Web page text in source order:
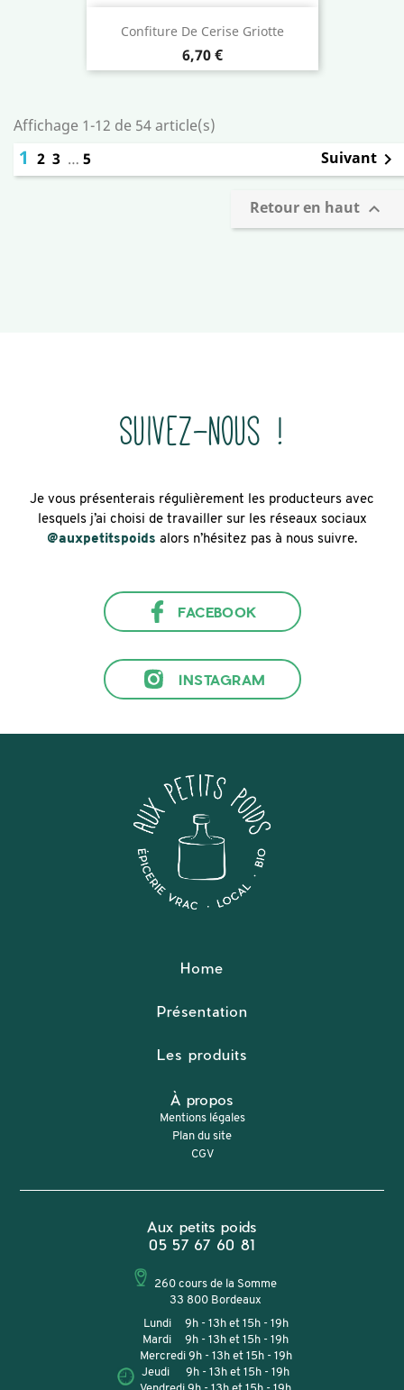
Confiture De Cerise Griotte
Prix
6,70 €
Affichage 1-12 de 54 article(s)
1 2 3 … 5 Suivant 
Retour en haut 
Suivez-nous !
Je vous présenterais régulièrement les producteurs avec
lesquels j’ai choisi de travailler sur les réseaux sociaux
@auxpetitspoids alors n’hésitez pas à nous suivre.
FACEBOOK
INSTAGRAM
Home
Présentation
Les produits
À propos
Mentions légales
Plan du site
CGV
Aux petits poids
05 57 67 60 81
260 cours de la Somme
33 800 Bordeaux
Lundi 9h - 13h et 15h - 19h
Mardi 9h - 13h et 15h - 19h
Mercredi 9h - 13h et 15h - 19h
Jeudi 9h - 13h et 15h - 19h